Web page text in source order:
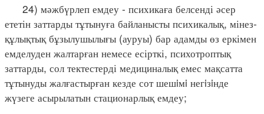
24) мәжбүрлеп емдеу - психикаға белсенді әсер
ететін заттарды тұтынуға байланысты психикалық, мінез-
құлықтық бұзылушылығы (ауруы) бар адамды өз еркімен
емделуден жалтарған немесе есірткі, психотроптық
заттарды, сол тектестерді медициналық емес мақсатта
тұтынуды жалғастырған кезде сот шешiмi негiзiнде
жүзеге асырылатын стационарлық емдеу;